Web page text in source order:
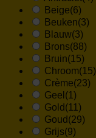
Beige(6)
Beuken(3)
Blauw(3)
Brons(88)
Bruin(15)
Chroom(15)
Crème(23)
Geel (1)
Gold(11)
Goud(29)
Grijs(9)